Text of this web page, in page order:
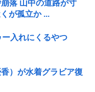
落 山中の道路が寸
が孤立か ...
入れにくるやつ
）が水着グラビア復